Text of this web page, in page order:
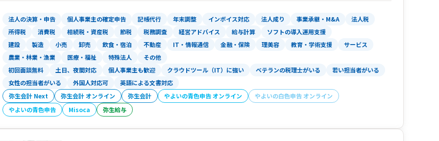
法人の決算・申告 個人事業主の確定申告 記帳代行 年末調整 インボイス対応 法人成り 事業承継・M&A
法人税
所得税
消費税 相続税・資産税 節税 税務調査 経営アドバイス 給与計算
ソフトの導入運用支援
建設
製造 小売 卸売 飲食・宿泊 不動産 IT・情報通信 金融・保険 理美容 教育・学術支援
サービス
農業・林業・漁業
医療・福祉 特殊法人
その他
初回面談無料
土日、夜間対応 個人事業主も歓迎 クラウドツール（IT）に強い ベテランの税理士がいる
若い担当者がいる
女性の担当者がいる
外国人対応可
英語による文書対応
弥生会計 Next
弥生会計 オンライン 弥生会計 やよいの青色申告 オンライン
やよいの白色申告 オンライン
やよいの青色申告
Misoca 弥生給与